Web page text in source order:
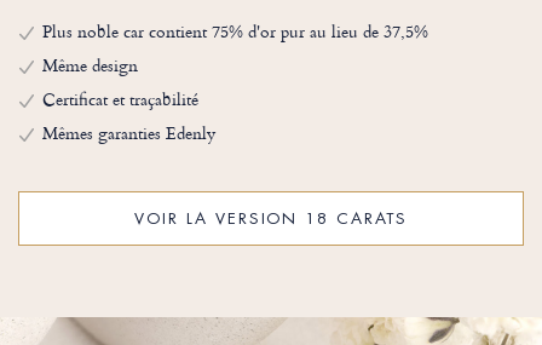
Plus noble car contient 75% d'or pur au lieu de 37,5%
Même design
Certificat et traçabilité
Mêmes garanties Edenly
VOIR LA VERSION 18 CARATS